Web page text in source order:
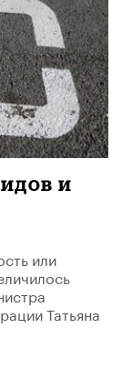
и
или
Татьяна